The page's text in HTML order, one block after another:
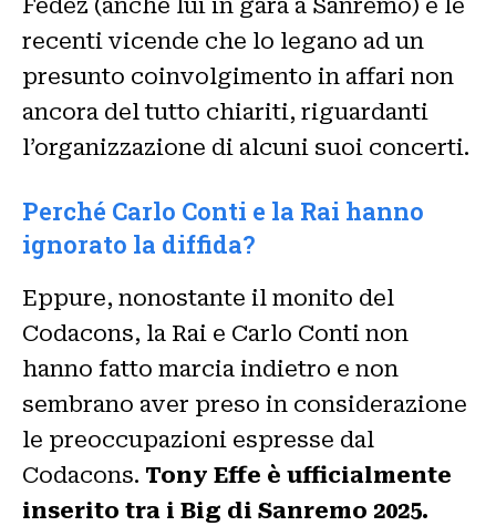
Fedez (anche lui in gara a Sanremo) e le
recenti vicende che lo legano ad un
presunto coinvolgimento in affari non
ancora del tutto chiariti, riguardanti
l’organizzazione di alcuni suoi concerti.
Perché Carlo Conti e la Rai hanno
ignorato la diffida?
Eppure, nonostante il monito del
Codacons, la Rai e Carlo Conti non
hanno fatto marcia indietro e non
sembrano aver preso in considerazione
le preoccupazioni espresse dal
Codacons. Tony Effe è ufficialmente
inserito tra i Big di Sanremo 2025.